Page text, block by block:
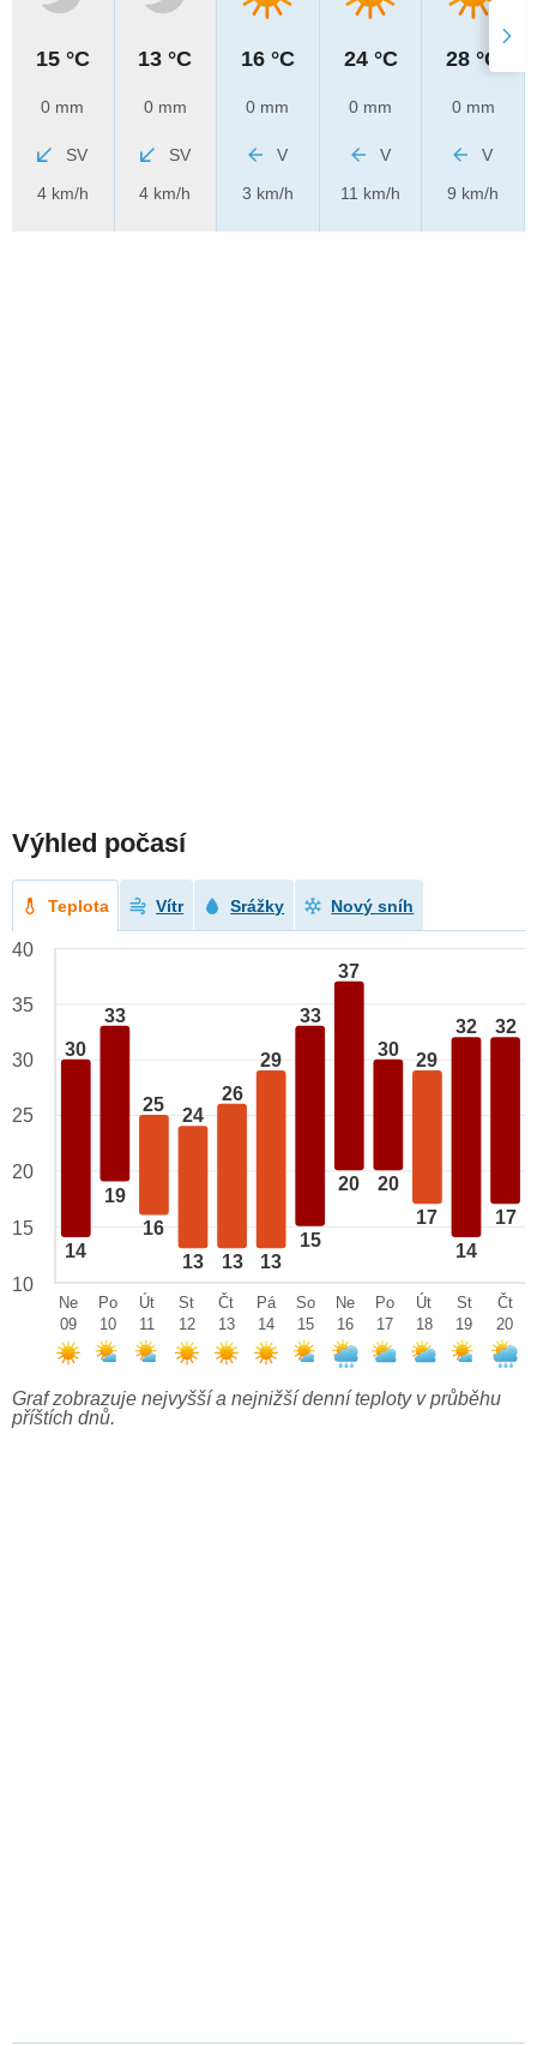
15 °C
0 mm
SV
4 km/h
13 °C
0 mm
SV
4 km/h
16 °C
0 mm
V
3 km/h
24 °C
0 mm
V
11 km/h
28 °C
0 mm
V
9 km/h
Výhled počasí
Teplota Vítr Srážky Nový sníh
30
14
33
19
25
16
24
13
26
13
29
13
33
15
37
20
30
20
29
17
32
14
32
17
40
35
30
25
20
15
10
Ne
09
Po
10
Út
11
St
12
Čt
13
Pá
14
So
15
Ne
16
Po
17
Út
18
St
19
Čt
20
Graf zobrazuje nejvyšší a nejnižší denní teploty v průběhu
příštích dnů.